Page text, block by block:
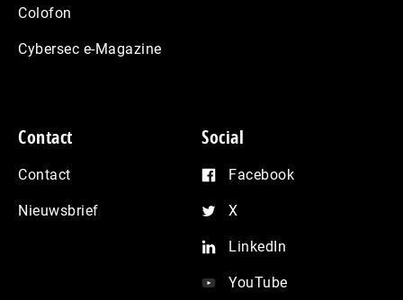
Colofon
Cybersec e-Magazine
Contact
Contact
Nieuwsbrief
Social
Facebook
X
LinkedIn
YouTube